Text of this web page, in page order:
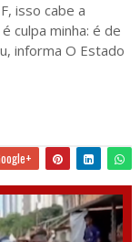
isso cabe a
culpa minha: é de
informa O Estado